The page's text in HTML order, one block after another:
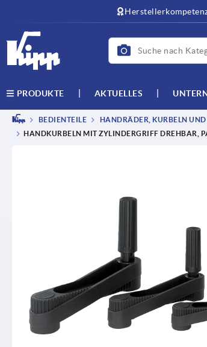
PRODUKTE AKTUELLES
BEDIENTEILE HANDRÄDER, KURBELN
HANDKURBELN MIT ZYLINDERGRIFF DREHBAR,